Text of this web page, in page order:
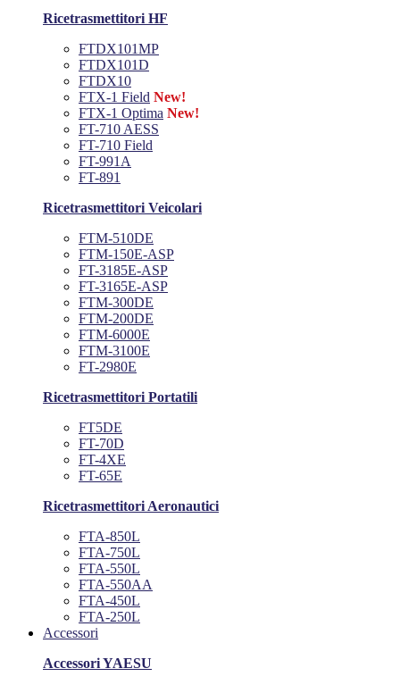
Ricetrasmettitori HF
FTDX101MP
FTDX101D
FTDX10
FTX-1 Field New!
FTX-1 Optima New!
FT-710 AESS
FT-710 Field
FT-991A
FT-891
Ricetrasmettitori Veicolari
FTM-510DE
FTM-150E-ASP
FT-3185E-ASP
FT-3165E-ASP
FTM-300DE
FTM-200DE
FTM-6000E
FTM-3100E
FT-2980E
Ricetrasmettitori Portatili
FT5DE
FT-70D
FT-4XE
FT-65E
Ricetrasmettitori Aeronautici
FTA-850L
FTA-750L
FTA-550L
FTA-550AA
FTA-450L
FTA-250L
Accessori
Accessori YAESU